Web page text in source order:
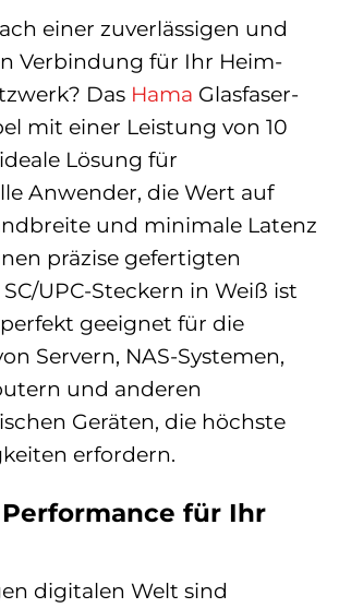
einer zuverlässigen und
Verbindung für Ihr Heim-
Das Hama Glasfaser-
mit einer Leistung von 10
Lösung für
Anwender, die Wert auf
und minimale Latenz
präzise gefertigten
UPC-Steckern in Weiß ist
perfekt geeignet für die
Servern, NAS-Systemen,
und anderen
Geräten, die höchste
erfordern.
für Ihr
digitalen Welt sind